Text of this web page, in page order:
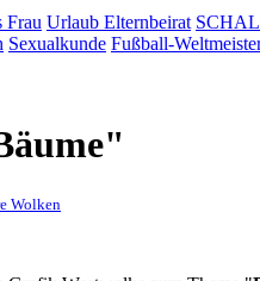
Frau Urlaub Elternbeirat
Sexualkunde Fußball-
Wolken